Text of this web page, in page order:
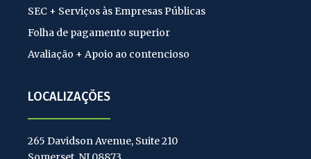
SEC + Serviços às Empresas Públicas
Folha de pagamento superior
Avaliação + Apoio ao contencioso
LOCALIZAÇÕES
265 Davidson Avenue, Suite 210